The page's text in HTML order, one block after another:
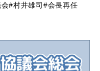
会#村井雄司 #会長再任